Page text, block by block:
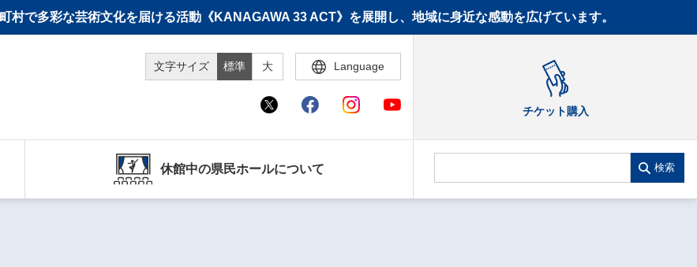
村で多彩な芸術文化を届ける活動《KANAGAWA 33 ACT》を展開し、地域に身近な感動を広げています。
文字サイズ 標準 大 Language
チケット購入
休館中の県民ホールについて 検索